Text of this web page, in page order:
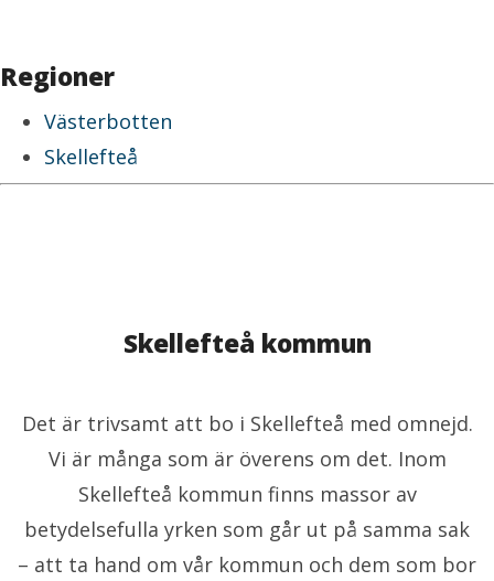
Regioner
Västerbotten
Skellefteå
Skellefteå kommun
Det är trivsamt att bo i Skellefteå med omnejd.
Vi är många som är överens om det. Inom
Skellefteå kommun finns massor av
betydelsefulla yrken som går ut på samma sak
– att ta hand om vår kommun och dem som bor